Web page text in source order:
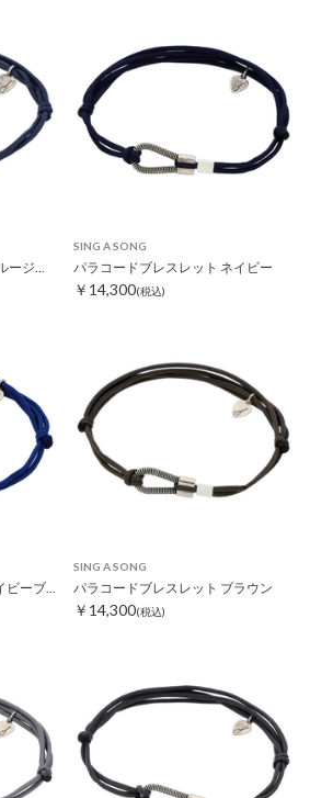
パラコードブレスレット ブルージーンズカラー
SING A SONG
パラコードブレスレット ネイビー
￥14,300(税込)
SING A SONG
パラコードブレスレット ブラウン
￥14,300(税込)